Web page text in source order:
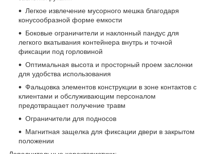
Легкое извлечение мусорного мешка благодаря
конусообразной форме емкости
Боковые ограничители и наклонный пандус для
легкого вкатывания контейнера внутрь и точной
фиксации под горловиной
Оптимальная высота и просторный проем заслонки
для удобства использования
Фальцовка элементов конструкции в зоне контактов с
клиентами и обслуживающим персоналом
предотвращает получение травм
Ограничители для подносов
Магнитная защелка для фиксации двери в закрытом
положении